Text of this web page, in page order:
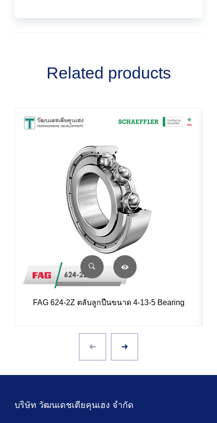
Related products
FAG 624-2Z ตลับลูกปืนขนาด 4-13-5 Bearing
บริษัท วัฒนเดชเตียคุนเฮง จำกัด